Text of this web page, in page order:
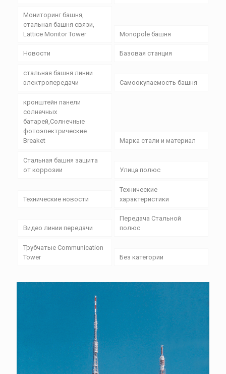
Мониторинг башня,
стальная башня связи,
Lattice Monitor Tower
Monopole башня
Новости Базовая станция
стальная башня линии
электропередачи
Самоокупаемость башня
кронштейн панели
солнечных
батарей,Солнечные
фотоэлектрические
Breaket
Марка стали и материал
Стальная башня защита
от коррозии
Улица полюс
Технические новости
Технические
характеристики
Видео линии передачи
Передача Стальной
полюс
Трубчатые Communication
Tower
Без категории